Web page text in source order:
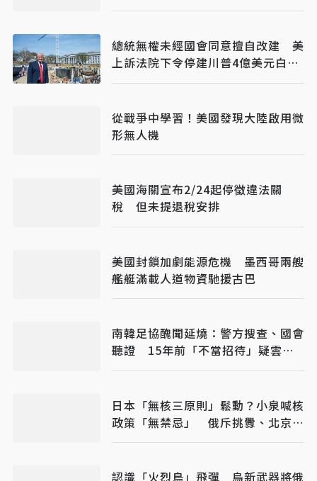
總統無權未經國會同意擅自改建 美
上訴法院下令停建川普4億美元白宮
宴會廳
從戰爭中學習！美國發現大陸啟用微
形無人機
美國海關宣布2/24起停徵違法關
稅 但未提退稅安排
美國封鎖加劇能源危機 墨西哥兩艘
艦艇滿載人道物資馳援古巴
南韓足協醜聞延燒：警方搜查、國會
聽證 15年前「不當招待」疑雲重
見天日
日本「無核三原則」鬆動？小泉喊核
政策「無禁忌」 俄斥挑釁、北京早
警戒
認識「火烈鳥」飛彈 烏新武器將俄